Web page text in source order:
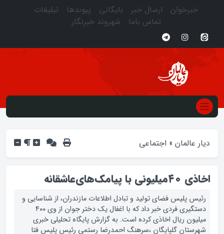
خبرخوان ارسال خبر بایگانی پیوندها
تبلیغات
تماس باما
شهروند خبرنگار
دیار عالمان » اجتماعی
اخاذی ۴۰میلیونی با پیامک‌های‌عاشقانه‌
رئیس پلیس فضای تولید و تبادل اطلاعات مازندران، از شناسایی و
دستگیری فردی خبر داد که با اغفال یک دختر جوان از وی ۴۰۰
میلیون ریال اخاذی کرده است. به گزارش پایگاه تحلیلی خبری
شهرستان گلپایگان ،سرهنگ احمدرضا رستمی رئیس پلیس فتا